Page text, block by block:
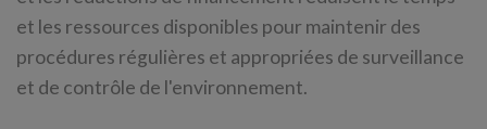
et les ressources disponibles pour maintenir des
procédures régulières et appropriées de surveillance
et de contrôle de l'environnement.